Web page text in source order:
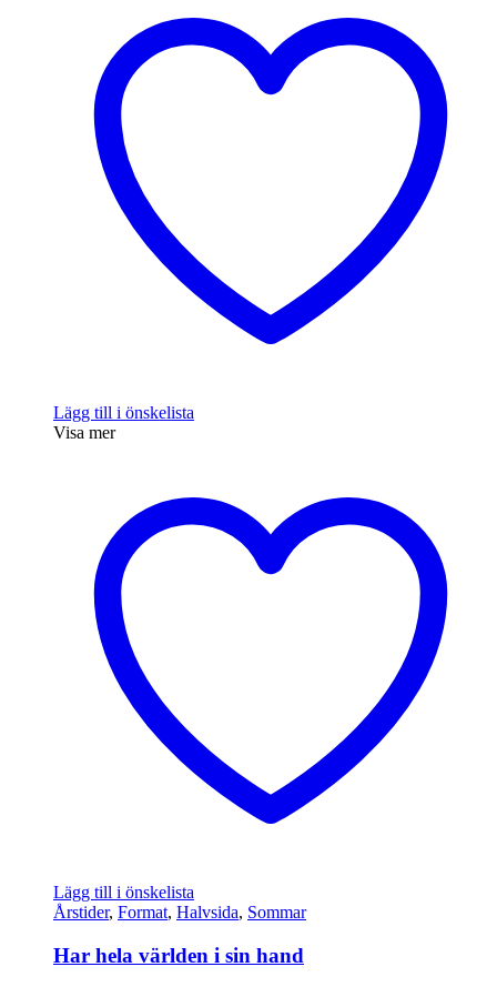
Lägg till i önskelista
Visa mer
Lägg till i önskelista
Årstider, Format, Halvsida, Sommar
Har hela världen i sin hand